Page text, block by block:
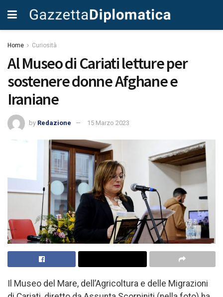
Home Curiosità
Al Museo di Cariati letture per
sostenere donne Afghane e
Iraniane
by Redazione 15 Marzo 2023
Il Museo del Mare, dell’Agricoltura e delle Migrazioni